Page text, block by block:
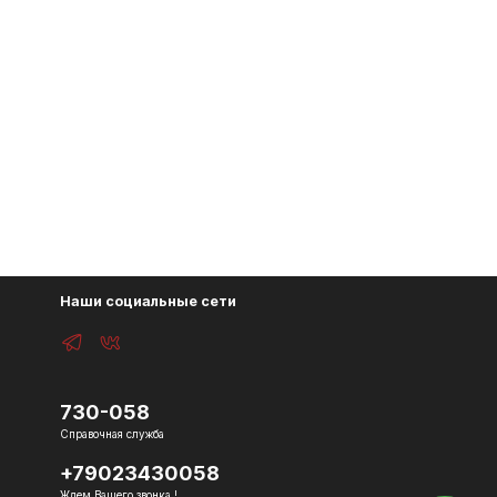
Наши социальные сети
730-058
Справочная служба
+79023430058